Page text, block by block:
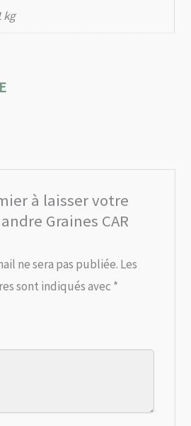
kg
à laisser votre
Graines CAR
ne sera pas publiée. Les
sont indiqués avec *